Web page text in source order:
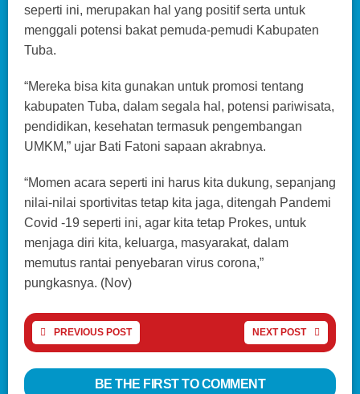
seperti ini, merupakan hal yang positif serta untuk
menggali potensi bakat pemuda-pemudi Kabupaten
Tuba.
“Mereka bisa kita gunakan untuk promosi tentang
kabupaten Tuba, dalam segala hal, potensi pariwisata,
pendidikan, kesehatan termasuk pengembangan
UMKM,” ujar Bati Fatoni sapaan akrabnya.
“Momen acara seperti ini harus kita dukung, sepanjang
nilai-nilai sportivitas tetap kita jaga, ditengah Pandemi
Covid -19 seperti ini, agar kita tetap Prokes, untuk
menjaga diri kita, keluarga, masyarakat, dalam
memutus rantai penyebaran virus corona,”
pungkasnya. (Nov)
PREVIOUS POST NEXT POST
BE THE FIRST TO COMMENT